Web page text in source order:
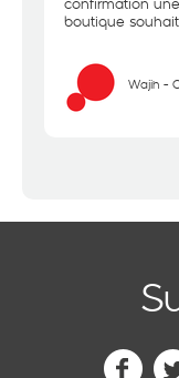
boutique
Wajih -